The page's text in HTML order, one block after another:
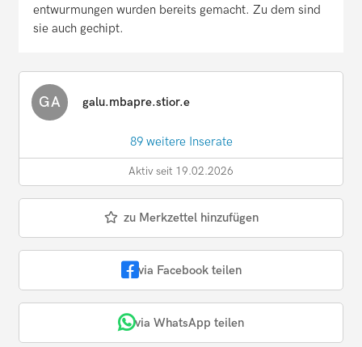
entwurmungen wurden bereits gemacht. Zu dem sind
sie auch gechipt.
GA galu.mbapre.stior.e
89 weitere Inserate
Aktiv seit 19.02.2026
zu Merkzettel hinzufügen
via Facebook teilen
via WhatsApp teilen